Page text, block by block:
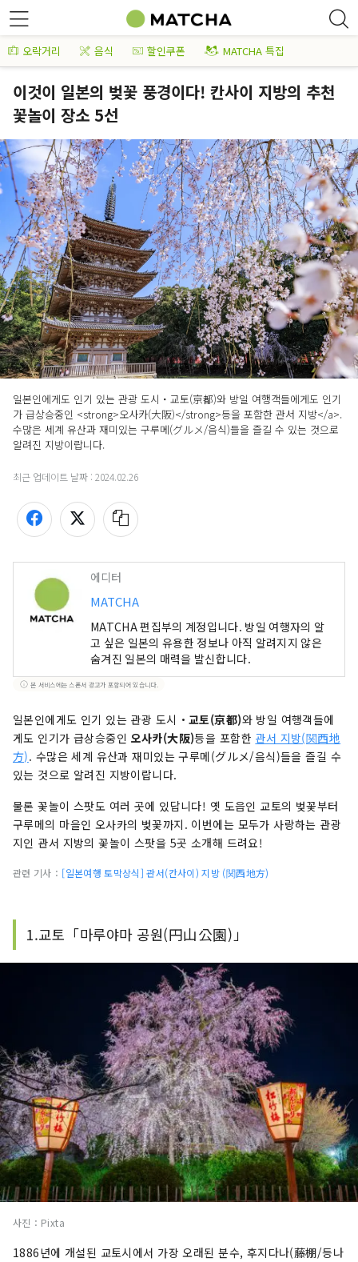
오락거리 음식 할인쿠폰 MATCHA 특집
이것이 일본의 벚꽃 풍경이다! 칸사이 지방의 추천
꽃놀이 장소 5선
일본인에게도 인기 있는 관광 도시・교토(京都)와 방일 여행객들에게도 인기
가 급상승중인 <strong>오사카(大阪)</strong>등을 포함한 관서 지방</a>.
수많은 세계 유산과 재미있는 구루메(グルメ/음식)들을 즐길 수 있는 것으로
알려진 지방이랍니다.
최근 업데이트 날짜 : 2024.02.26
에디터
MATCHA
MATCHA 편집부의 계정입니다. 방일 여행자의 알
고 싶은 일본의 유용한 정보나 아직 알려지지 않은
숨겨진 일본의 매력을 발신합니다.
본 서비스에는 스폰서 광고가 포함되어 있습니다.
일본인에게도 인기 있는 관광 도시・ 교토(京都)와 방일 여행객들에
게도 인기가 급상승중인 오사카(大阪)등을 포함한 관서 지방(関西地
方). 수많은 세계 유산과 재미있는 구루메(グルメ/음식)들을 즐길 수
있는 것으로 알려진 지방이랍니다.
물론 꽃놀이 스팟도 여러 곳에 있답니다! 옛 도읍인 교토의 벚꽃부터
구루메의 마을인 오사카의 벚꽃까지. 이번에는 모두가 사랑하는 관광
지인 관서 지방의 꽃놀이 스팟을 5곳 소개해 드려요!
관련 기사： [일본여행 토막상식] 관서(칸사이) 지방 (関西地方)
1.교토「마루야마 공원(円山公園)」
사진：Pixta
1886년에 개설된 교토시에서 가장 오래된 분수, 후지다나(藤棚/등나